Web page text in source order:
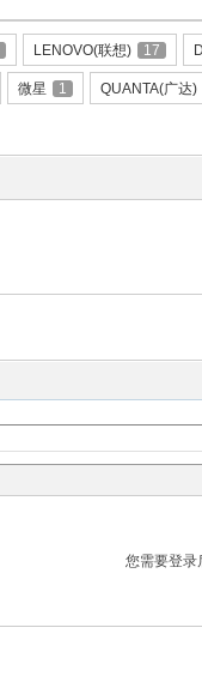
LENOVO(联想) 17
微星 1 QUANTA(广达)
您需要登录